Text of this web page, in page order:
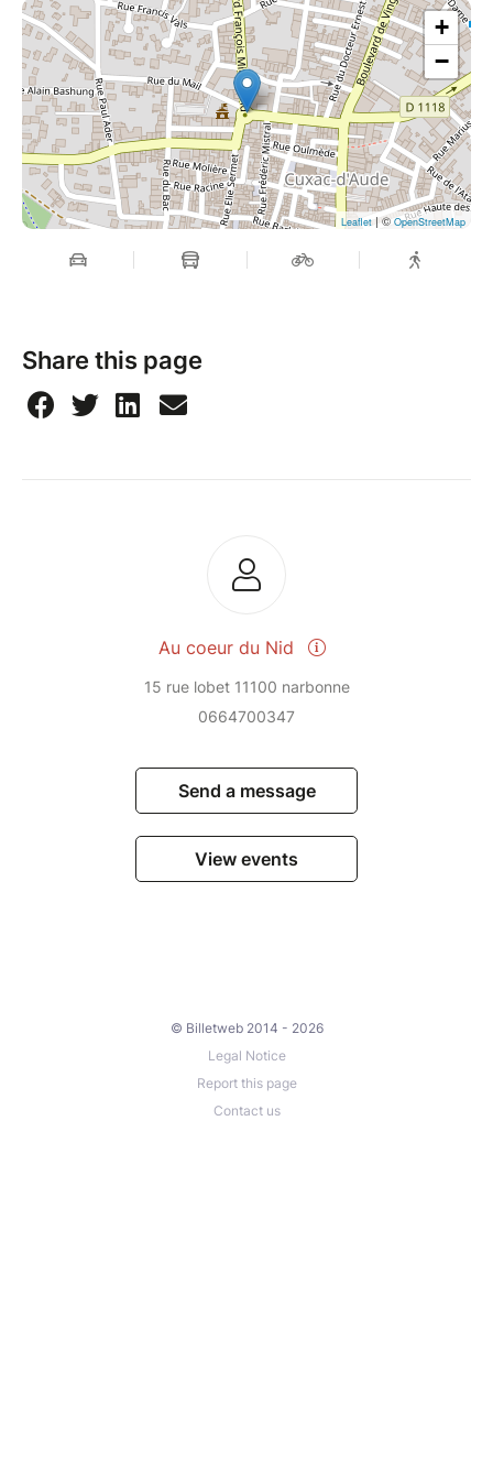
une ambiance conviviale.
Participe à cet atelier en petit comité pour un
accompagnement bienveillant et personnalisé. Ne
manque pas cette occasion de célébrer ta maternité !
+
−
Leaflet| ©OpenStreetMap
Share this page
Au coeur du Nid
15 rue lobet 11100 narbonne
0664700347
Send a message
View events
© Billetweb 2014 - 2026
Legal Notice
Report this page
Contact us